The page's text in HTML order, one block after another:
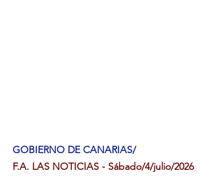
GOBIERNO DE CANARIAS/
F.A. LAS NOTICIAS - Sábado/4/julio/2026